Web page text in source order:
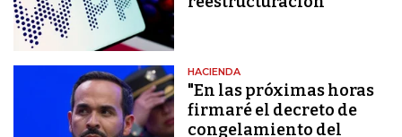
HACIENDA
"En las próximas horas
firmaré el decreto de
congelamiento del